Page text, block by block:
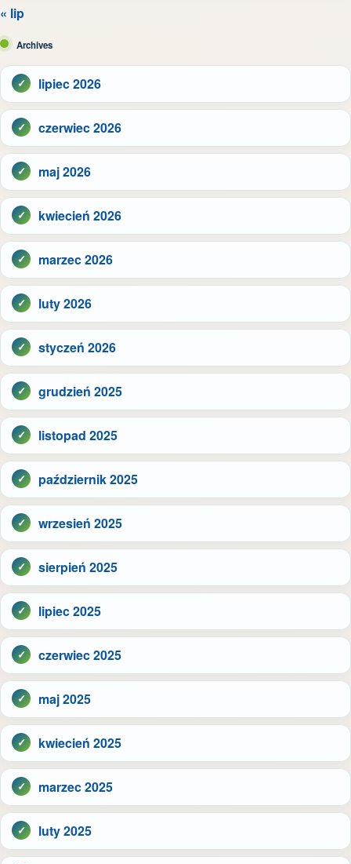
« lip
Archives
lipiec 2026
czerwiec 2026
maj 2026
kwiecień 2026
marzec 2026
luty 2026
styczeń 2026
grudzień 2025
listopad 2025
październik 2025
wrzesień 2025
sierpień 2025
lipiec 2025
czerwiec 2025
maj 2025
kwiecień 2025
marzec 2025
luty 2025